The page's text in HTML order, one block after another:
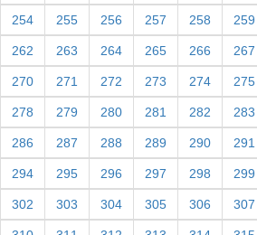
198 199 200 201 202 203
206 207 208 209 210 211
214 215 216 217 218 219
222 223 224 225 226 227
230 231 232 233 234 235
238 239 240 241 242 243
246 247 248 249 250 251